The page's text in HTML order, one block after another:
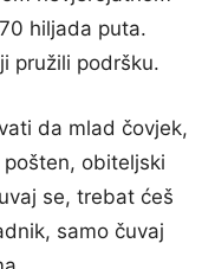
hiljada puta.
pružili podršku.
da mlad čovjek,
obiteljski
se, trebat ćeš
samo čuvaj